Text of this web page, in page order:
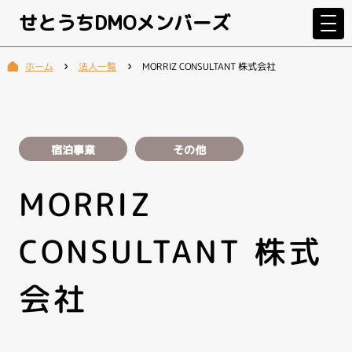
せとうちDMOメンバーズ
ホーム 法人一覧 MORRIZ CONSULTANT 株式会社
宿泊事業 その他
MORRIZ
CONSULTANT 株式
会社